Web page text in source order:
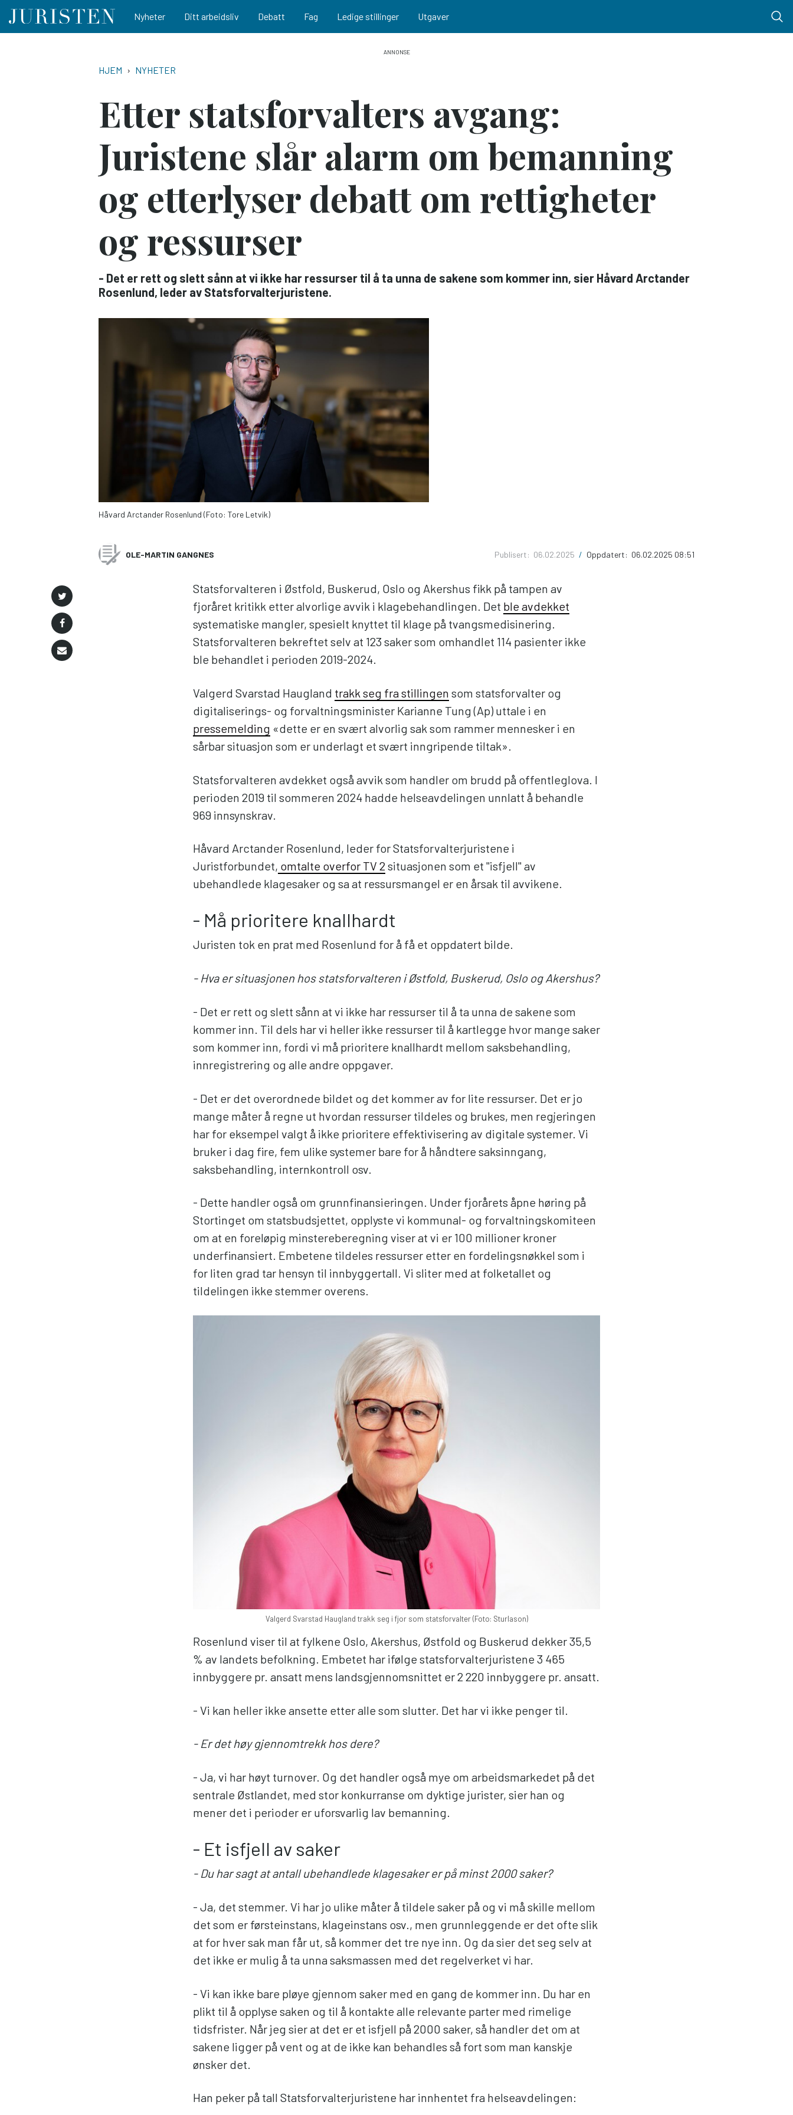
Main navigation
Nyheter Ditt arbeidsliv Debatt Fag Ledige stillinger Utgaver
NAVIGASJONSSTI
HJEM NYHETER
Etter statsforvalters avgang:
Juristene slår alarm om bemanning
og etterlyser debatt om rettigheter
og ressurser
- Det er rett og slett sånn at vi ikke har ressurser til å ta unna de sakene som kommer inn, sier Håvard Arctander
Rosenlund, leder av Statsforvalterjuristene.
Håvard Arctander Rosenlund (Foto: Tore Letvik)
OLE-MARTIN GANGNES Publisert: 06.02.2025 / Oppdatert: 06.02.2025 08:51
Statsforvalteren i Østfold, Buskerud, Oslo og Akershus fikk på tampen av
fjoråret kritikk etter alvorlige avvik i klagebehandlingen. Det ble avdekket
systematiske mangler, spesielt knyttet til klage på tvangsmedisinering.
Statsforvalteren bekreftet selv at 123 saker som omhandlet 114 pasienter ikke
ble behandlet i perioden 2019-2024.
Valgerd Svarstad Haugland trakk seg fra stillingen som statsforvalter og
digitaliserings- og forvaltningsminister Karianne Tung (Ap) uttale i en
pressemelding «dette er en svært alvorlig sak som rammer mennesker i en
sårbar situasjon som er underlagt et svært inngripende tiltak».
Statsforvalteren avdekket også avvik som handler om brudd på offentleglova. I
perioden 2019 til sommeren 2024 hadde helseavdelingen unnlatt å behandle
969 innsynskrav.
Håvard Arctander Rosenlund, leder for Statsforvalterjuristene i
Juristforbundet, omtalte overfor TV 2 situasjonen som et "isfjell" av
ubehandlede klagesaker og sa at ressursmangel er en årsak til avvikene.
- Må prioritere knallhardt
Juristen tok en prat med Rosenlund for å få et oppdatert bilde.
- Hva er situasjonen hos statsforvalteren i Østfold, Buskerud, Oslo og Akershus?
- Det er rett og slett sånn at vi ikke har ressurser til å ta unna de sakene som
kommer inn. Til dels har vi heller ikke ressurser til å kartlegge hvor mange saker
som kommer inn, fordi vi må prioritere knallhardt mellom saksbehandling,
innregistrering og alle andre oppgaver.
- Det er det overordnede bildet og det kommer av for lite ressurser. Det er jo
mange måter å regne ut hvordan ressurser tildeles og brukes, men regjeringen
har for eksempel valgt å ikke prioritere effektivisering av digitale systemer. Vi
bruker i dag fire, fem ulike systemer bare for å håndtere saksinngang,
saksbehandling, internkontroll osv.
- Dette handler også om grunnfinansieringen. Under fjorårets åpne høring på
Stortinget om statsbudsjettet, opplyste vi kommunal- og forvaltningskomiteen
om at en foreløpig minstereberegning viser at vi er 100 millioner kroner
underfinansiert. Embetene tildeles ressurser etter en fordelingsnøkkel som i
for liten grad tar hensyn til innbyggertall. Vi sliter med at folketallet og
tildelingen ikke stemmer overens.
Valgerd Svarstad Haugland trakk seg i fjor som statsforvalter (Foto: Sturlason)
Rosenlund viser til at fylkene Oslo, Akershus, Østfold og Buskerud dekker 35,5
% av landets befolkning. Embetet har ifølge statsforvalterjuristene 3 465
innbyggere pr. ansatt mens landsgjennomsnittet er 2 220 innbyggere pr. ansatt.
- Vi kan heller ikke ansette etter alle som slutter. Det har vi ikke penger til.
- Er det høy gjennomtrekk hos dere?
- Ja, vi har høyt turnover. Og det handler også mye om arbeidsmarkedet på det
sentrale Østlandet, med stor konkurranse om dyktige jurister, sier han og
mener det i perioder er uforsvarlig lav bemanning.
- Et isfjell av saker
- Du har sagt at antall ubehandlede klagesaker er på minst 2000 saker?
- Ja, det stemmer. Vi har jo ulike måter å tildele saker på og vi må skille mellom
det som er førsteinstans, klageinstans osv., men grunnleggende er det ofte slik
at for hver sak man får ut, så kommer det tre nye inn. Og da sier det seg selv at
det ikke er mulig å ta unna saksmassen med det regelverket vi har.
- Vi kan ikke bare pløye gjennom saker med en gang de kommer inn. Du har en
plikt til å opplyse saken og til å kontakte alle relevante parter med rimelige
tidsfrister. Når jeg sier at det er et isfjell på 2000 saker, så handler det om at
sakene ligger på vent og at de ikke kan behandles så fort som man kanskje
ønsker det.
Han peker på tall Statsforvalterjuristene har innhentet fra helseavdelingen: